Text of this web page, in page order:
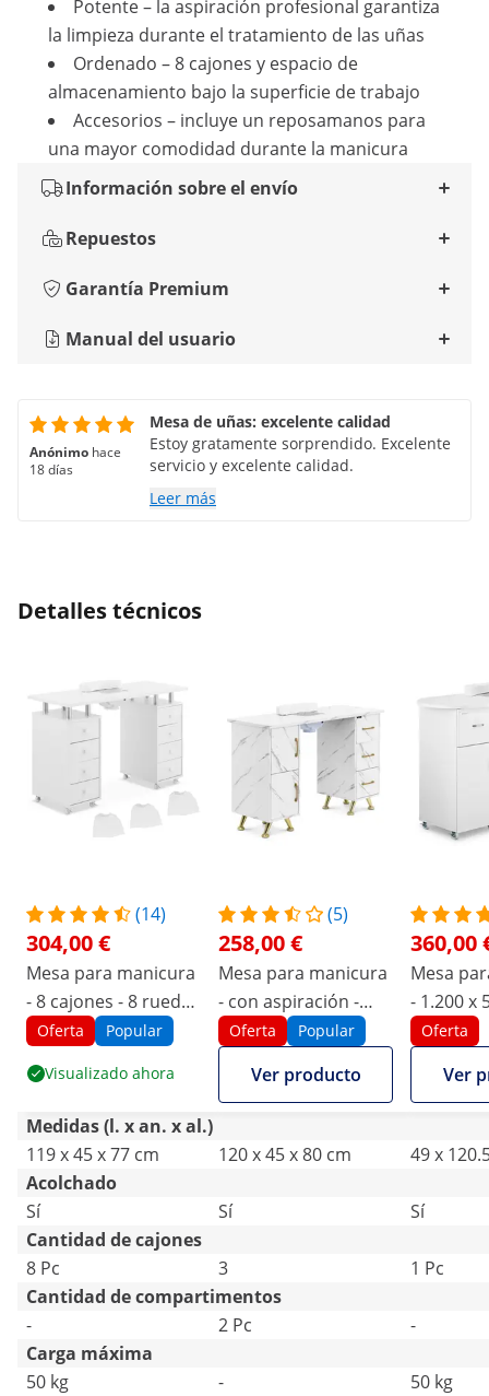
Potente – la aspiración profesional garantiza
la limpieza durante el tratamiento de las uñas
Ordenado – 8 cajones y espacio de
almacenamiento bajo la superficie de trabajo
Accesorios – incluye un reposamanos para
una mayor comodidad durante la manicura
Información sobre el envío
Repuestos
Garantía Premium
Manual del usuario
Anónimo hace
18 días
Mesa de uñas: excelente calidad
Estoy gratamente sorprendido. Excelente
servicio y excelente calidad.
Leer más
Detalles técnicos
(14)
304,00 €
Mesa para manicura
- 8 cajones - 8 ruedas
- aspirado
Oferta Popular
Visualizado ahora
(5)
258,00 €
Mesa para manicura
- con aspiración -
jaspeada / dorada - 3
cajones -
reposamanos
Oferta Popular
Ver producto
360,00
Mesa
- 1.200 x
mm -
ruedas -
aspirado
Oferta
Ver
Medidas (l. x an. x al.)
119 x 45 x 77 cm
120 x 45 x 80 cm
49 x
Acolchado
Sí
Sí
Sí
Cantidad de cajones
8 Pc
3
1 Pc
Cantidad de compartimentos
-
2 Pc
-
Carga máxima
50 kg
-
50 kg